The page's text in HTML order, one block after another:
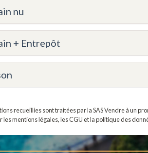
nu
+ Entrepôt
recueillies sont traitées par la SAS Vendre à un
les mentions légales, les CGU et la politique des